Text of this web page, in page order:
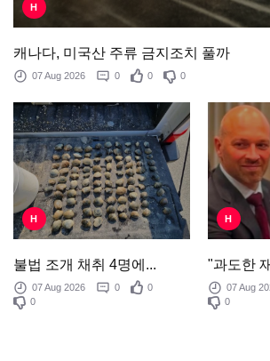
H
캐나다, 미국산 주류 금지조치 풀까
07 Aug 2026 0 0 0
H
불법 조개 채취 4명에...
07 Aug 2026 0
0
0
H
"과도한
07 Aug
0